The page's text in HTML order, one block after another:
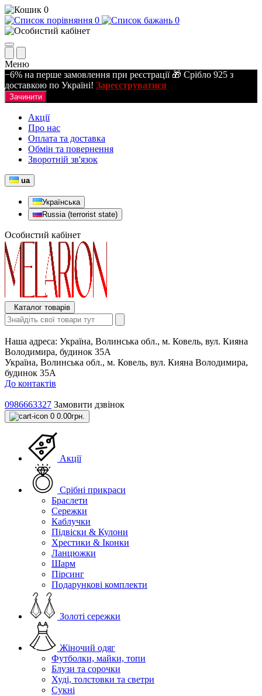
0
0
0
Меню
−6% на перше замовлення при реєстрації 🎁 Срібло 925 з
доставкою по Україні! Зареєструватися
Зачинити
Акції
Про нас
Оплата та доставка
Обмін та повернення
Зворотній зв'язок
ua
Українська
Russia (terrorist state)
Особистий кабінет
Каталог товарів
Наша адреса: Україна, Волинська обл., м. Ковель, вул. Кияна
Володимира, будинок 35А
Україна, Волинська обл., м. Ковель, вул. Кияна Володимира,
будинок 35А
До контактів
0986663327 Замовити дзвінок
0 0.00грн.
Акції
Срібні прикраси
Браслети
Сережки
Каблучки
Підвіски & Кулони
Хрестики & Іконки
Ланцюжки
Шарм
Пірсинг
Подарункові комплекти
Золоті сережки
Жіночий одяг
Футболки, майки, топи
Блузи та сорочки
Худі, толстовки та светри
Сукні